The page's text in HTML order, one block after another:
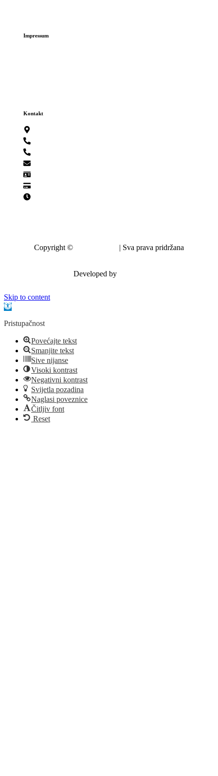
Impressum
Kontakt
Copyright © | Sva prava pridržana
Developed by
Skip to content
Open toolbar
Pristupačnost
Povećajte tekst
Smanjite tekst
Sive nijanse
Visoki kontrast
Negativni kontrast
Svijetla pozadina
Naglasi poveznice
Čitljiv font
Reset